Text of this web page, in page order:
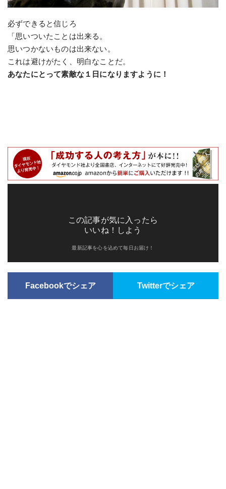
必ずできると信じろ
「思いついたことは出来る。
思いつかないものは出来ない。
これは避けがたく、明白なことだ。
あなたにとって素敵な１日になりますように！
この記事が気に入ったら
いいね！しよう
最新記事を心を込めて毎日お届け！
Facebookでシェア Twitterでシェア